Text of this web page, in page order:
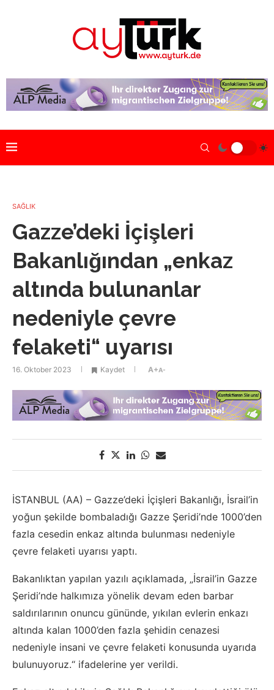
SAĞLIK
Gazze’deki İçişleri
Bakanlığından „enkaz
altında bulunanlar
nedeniyle çevre
felaketi“ uyarısı
16. Oktober 2023 Kaydet A+A-
İSTANBUL (AA) – Gazze’deki İçişleri Bakanlığı, İsrail’in
yoğun şekilde bombaladığı Gazze Şeridi’nde 1000’den
fazla cesedin enkaz altında bulunması nedeniyle
çevre felaketi uyarısı yaptı.
Bakanlıktan yapılan yazılı açıklamada, „İsrail’in Gazze
Şeridi’nde halkımıza yönelik devam eden barbar
saldırılarının onuncu gününde, yıkılan evlerin enkazı
altında kalan 1000’den fazla şehidin cenazesi
nedeniyle insani ve çevre felaketi konusunda uyarıda
bulunuyoruz.“ ifadelerine yer verildi.